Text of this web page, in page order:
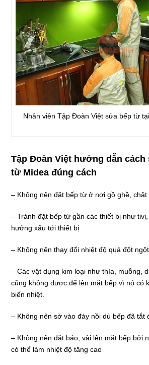
Nhân viên Tập Đoàn Việt sửa bếp từ
Tập Đoàn Việt hướng dẫn cách
từ Midea đúng cách
– Không nên đặt bếp từ ở nơi gồ ghề,
– Tránh đặt bếp từ gần các thiết bị như
hưởng xấu tới thiết bị
– Không nên thay đổi nhiệt độ quá đột
– Các vật dụng kim loại như thìa, muỗng,
cũng không được để lên mặt bếp vì nó có
biến nhiệt.
– Không nên sờ vào đáy nồi dù bếp đã tắt
– Không nên đặt báo, vải lên mặt bếp bởi
có thể làm nhiệt độ tăng cao